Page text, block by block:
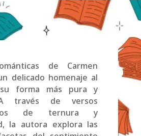
de Carmen
delicado homenaje al
forma más pura y
través de versos
de ternura y
la autora explora las